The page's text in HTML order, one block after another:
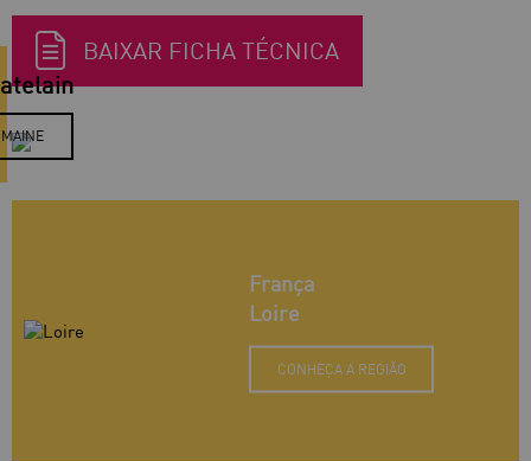
BAIXAR FICHA TÉCNICA
França
Loire
CONHEÇA A REGIÃO